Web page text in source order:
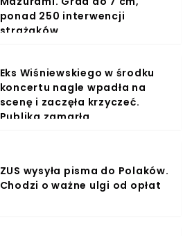
ponad 250 interwencji
strażaków
Eks Wiśniewskiego w środku
koncertu nagle wpadła na
scenę i zaczęła krzyczeć.
Publika zamarła
ZUS wysyła pisma do Polaków.
Chodzi o ważne ulgi od opłat